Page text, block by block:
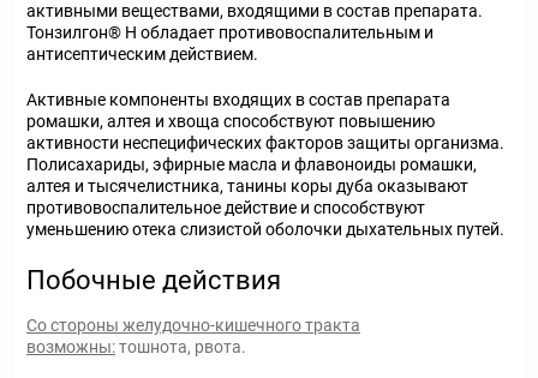
активными веществами, входящими в состав препарата.
Тонзилгон® Н обладает противовоспалительным и
антисептическим действием.
Активные компоненты входящих в состав препарата
ромашки, алтея и хвоща способствуют повышению
активности неспецифических факторов защиты организма.
Полисахариды, эфирные масла и флавоноиды ромашки,
алтея и тысячелистника, танины коры дуба оказывают
противовоспалительное действие и способствуют
уменьшению отека слизистой оболочки дыхательных путей.
Побочные действия
Со стороны желудочно-кишечного тракта
возможны:тошнота, рвота.